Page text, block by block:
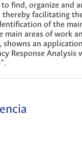
find, organize and
facilitating
of the
main areas of work
an
Response Analysis